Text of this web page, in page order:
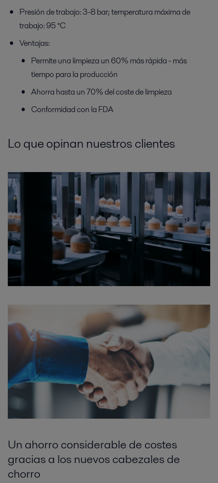
Presión de trabajo: 3-8 bar; temperatura máxima de
trabajo: 95 °C
Ventajas:
Permite una limpieza un 60% más rápida - más
tiempo para la producción
Ahorra hasta un 70% del coste de limpieza
Conformidad con la FDA
Lo que opinan nuestros clientes
Un ahorro considerable de costes
gracias a los nuevos cabezales de
chorro